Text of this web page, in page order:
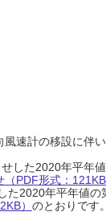
速計の移設に伴
した2020年平年
PDF形式：121KB
た2020年平年値
） のとおりです